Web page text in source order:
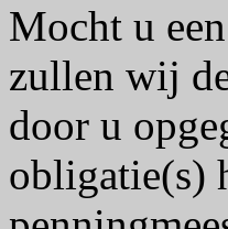
Mocht u
zullen wij
door u
obligatie(s)